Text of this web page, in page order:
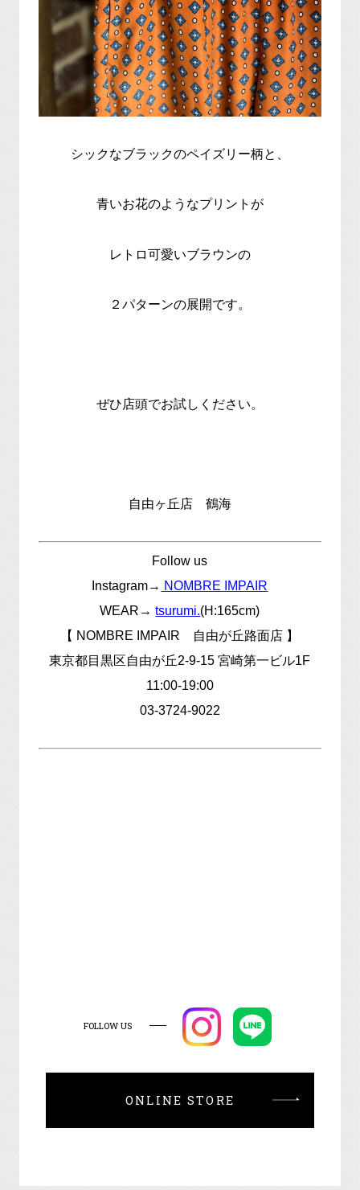
シックなブラックのペイズリー柄と、
青いお花のようなプリントが
レトロ可愛いブラウンの
２パターンの展開です。
ぜひ店頭でお試しください。
自由ヶ丘店 鶴海
Follow us
Instagram→ NOMBRE IMPAIR
WEAR→tsurumi.(H:165cm)
【 NOMBRE IMPAIR 自由が丘路面店 】
東京都目黒区自由が丘2-9-15 宮崎第一ビル1F
11:00-19:00
03-3724-9022
FOLLOW US
ONLINE STORE